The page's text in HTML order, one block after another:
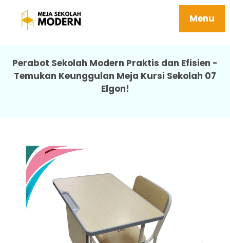
Menu
Harga Meja Sekolah Ergonomis Tersedia
Berbagai Ukuran 07 Elgon
Perabot Sekolah Modern Praktis dan Efisien -
Temukan Keunggulan Meja Kursi Sekolah 07
Elgon!